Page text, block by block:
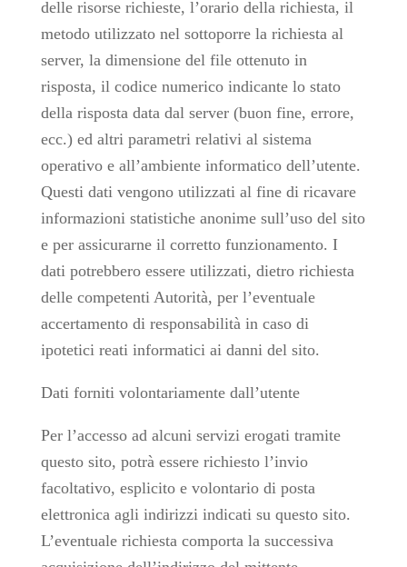
delle risorse richieste, l’orario della richiesta, il
metodo utilizzato nel sottoporre la richiesta al
server, la dimensione del file ottenuto in
risposta, il codice numerico indicante lo stato
della risposta data dal server (buon fine, errore,
ecc.) ed altri parametri relativi al sistema
operativo e all’ambiente informatico dell’utente.
Questi dati vengono utilizzati al fine di ricavare
informazioni statistiche anonime sull’uso del sito
e per assicurarne il corretto funzionamento. I
dati potrebbero essere utilizzati, dietro richiesta
delle competenti Autorità, per l’eventuale
accertamento di responsabilità in caso di
ipotetici reati informatici ai danni del sito.
Dati forniti volontariamente dall’utente
Per l’accesso ad alcuni servizi erogati tramite
questo sito, potrà essere richiesto l’invio
facoltativo, esplicito e volontario di posta
elettronica agli indirizzi indicati su questo sito.
L’eventuale richiesta comporta la successiva